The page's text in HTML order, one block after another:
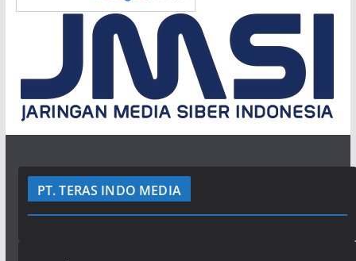
PT. TERAS INDO MEDIA